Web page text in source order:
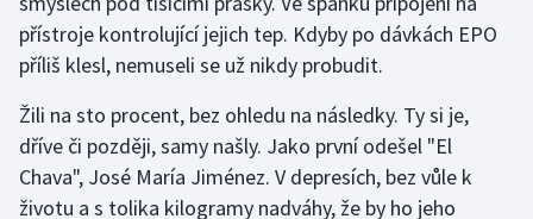
přístroje kontrolující jejich tep. Kdyby po dávkách EPO
příliš klesl, nemuseli se už nikdy probudit.
Žili na sto procent, bez ohledu na následky. Ty si je,
dříve či později, samy našly. Jako první odešel "El
Chava", José María Jiménez. V depresích, bez vůle k
životu a s tolika kilogramy nadváhy, že by ho jeho